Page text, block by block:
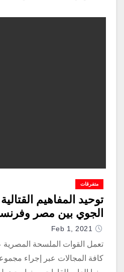
متفرقات
توحيد المفاهيم
الجوي بين مصر
Feb 1, 2021
تعمل القوات الملسحة المصرية
كافة المجالات عبر إجراء